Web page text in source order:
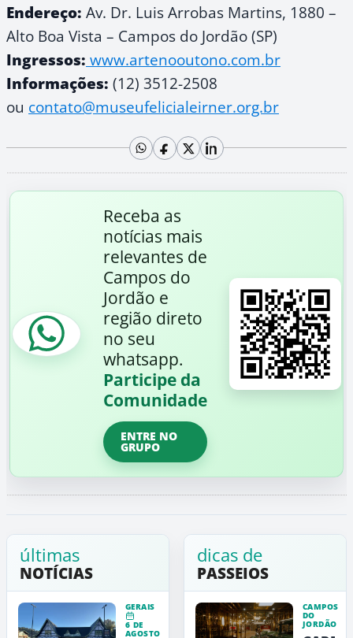
Endereço: Av. Dr. Luis Arrobas Martins, 1880 –
Alto Boa Vista – Campos do Jordão (SP)
Ingressos: www.artenooutono.com.br
Informações: (12) 3512-2508
ou contato@museufelicialeirner.org.br
Receba as
notícias mais
relevantes de
Campos do
Jordão e
região direto
no seu
whatsapp.
Participe da
Comunidade
ENTRE NO
GRUPO
últimas
NOTÍCIAS
GERAIS
6 DE
AGOSTO
dicas de
PASSEIOS
CAMPOS
DO
JORDÃO